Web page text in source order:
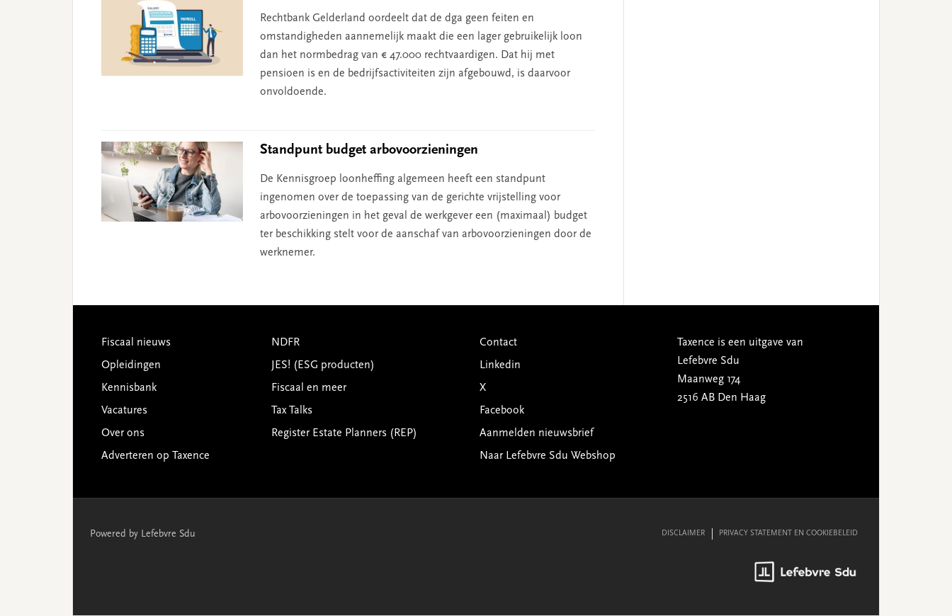
Rechtbank Gelderland oordeelt dat de dga geen feiten en
omstandigheden aannemelijk maakt die een lager gebruikelijk loon
dan het normbedrag van € 47.000 rechtvaardigen. Dat hij met
pensioen is en de bedrijfsactiviteiten zijn afgebouwd, is daarvoor
onvoldoende.
Standpunt budget arbovoorzieningen
De Kennisgroep loonheffing algemeen heeft een standpunt
ingenomen over de toepassing van de gerichte vrijstelling voor
arbovoorzieningen in het geval de werkgever een (maximaal) budget
ter beschikking stelt voor de aanschaf van arbovoorzieningen door de
werknemer.
Footer
Fiscaal nieuws
Opleidingen
Kennisbank
Vacatures
Over ons
Adverteren op Taxence
NDFR
JES! (ESG producten)
Fiscaal en meer
Tax Talks
Register Estate Planners (REP)
Contact
Linkedin
X
Facebook
Aanmelden nieuwsbrief
Naar Lefebvre Sdu Webshop
Taxence is een uitgave van
Lefebvre Sdu
Maanweg 174
2516 AB Den Haag
Powered by Lefebvre Sdu DISCLAIMER PRIVACY STATEMENT EN COOKIEBELEID